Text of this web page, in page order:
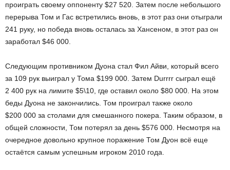
проиграть своему оппоненту $27 520. Затем после небольшого
перерыва Том и Гас встретились вновь, в этот раз они отыграли
241 руку, но победа вновь осталась за Хансеном, в этот раз он
заработал $46 000.
Следующим противником Дуона стал Фил Айви, который всего
за 109 рук выиграл у Тома $199 000. Затем Durrrr сыграл ещё
2 400 рук на лимите $5\10, где оставил около $80 000. На этом
беды Дуона не закончились. Том проиграл также около
$200 000 за столами для смешанного покера. Таким образом, в
общей сложности, Том потерял за день $576 000. Несмотря на
очередное довольно крупное поражение Том Дуон всё еще
остаётся самым успешным игроком 2010 года.